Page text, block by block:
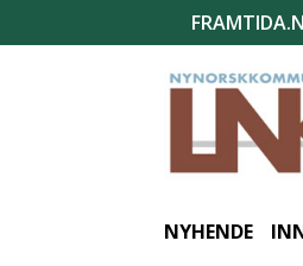
NYHENDE